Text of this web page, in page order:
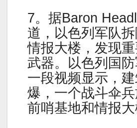
7。据Baron
道，以色列军队
情报大楼，发现
武器。以色列国
一段视频显示，
爆，一个战斗伞
前哨基地和情报大